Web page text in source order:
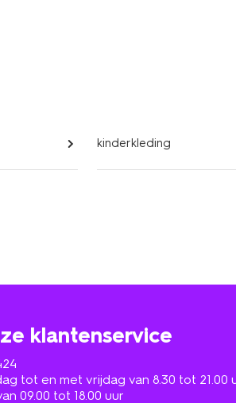
kinderkleding
klantenservice
tot en met vrijdag van 8.30 tot 21.00
09.00 tot 18.00 uur